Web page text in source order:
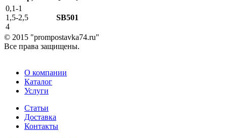
0,1-1
1,5-2,5
4
SB501
© 2015 "prompostavka74.ru"
Все права защищены.
О компании
Каталог
Услуги
Статьи
Доставка
Контакты